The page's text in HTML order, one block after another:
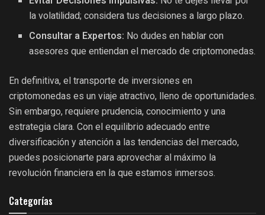
la volatilidad; considera tus decisiones a largo plazo.
Consultar a Expertos: No dudes en hablar con
asesores que entiendan el mercado de criptomonedas.
En definitiva, el transporte de inversiones en
criptomonedas es un viaje atractivo, lleno de oportunidades.
Sin embargo, requiere prudencia, conocimiento y una
estrategia clara. Con el equilibrio adecuado entre
diversificación y atención a las tendencias del mercado,
puedes posicionarte para aprovechar al máximo la
revolución financiera en la que estamos inmersos.
Categorías